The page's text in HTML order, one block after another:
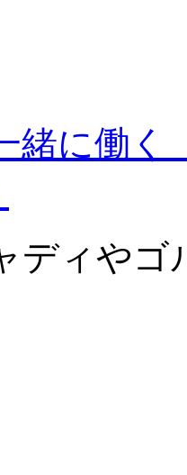
緒に働
ディや